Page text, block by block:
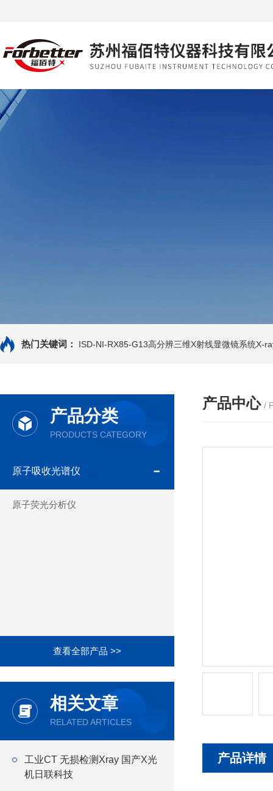
热门关键词： ISD-NI-RX85-G13高分辨三维X射线显微镜系统X-
产品分类
PRODUCTS CATEGORY
原子吸收光谱仪
原子荧光分析仪
查看全部产品 >>
相关文章
RELATED ARTICLES
工业CT 无损检测Xray 国产X光
机日联科技
产品中心 /
产品详情